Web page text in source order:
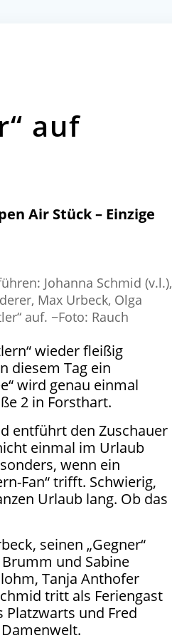
auf
Air Stück – Einzige
Johanna Schmid (v.l.),
Max Urbeck, Olga
auf. −Foto: Rauch
wieder fleißig
diesem Tag ein
wird genau einmal
2 in Forsthart.
entführt den Zuschauer
einmal im Urlaub
wenn ein
Fan“ trifft. Schwierig,
Urlaub lang. Ob das
seinen „Gegner“
und Sabine
Tanja Anthofer
tritt als Feriengast
Platzwarts und Fred